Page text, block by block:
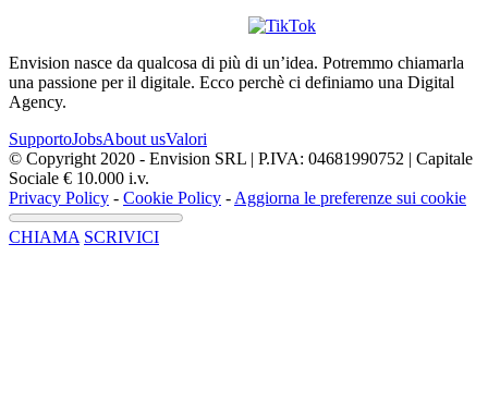
Envision nasce da qualcosa di più di un’idea. Potremmo chiamarla
una passione per il digitale. Ecco perchè ci definiamo una Digital
Agency.
SupportoJobsAbout usValori
© Copyright 2020 - Envision SRL | P.IVA: 04681990752 | Capitale
Sociale € 10.000 i.v.
Privacy Policy - Cookie Policy - Aggiorna le preferenze sui cookie
CHIAMA SCRIVICI